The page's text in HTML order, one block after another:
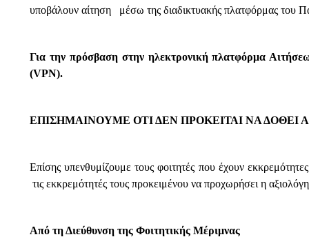
υποβάλουν αίτηση μέσω της διαδικτυακής πλατφόρμας του
Για την πρόσβαση στην ηλεκτρονική πλατφόρμα
(VPN).
ΕΠΙΣΗΜΑΙΝΟΥΜΕ ΟΤΙ ΔΕΝ ΠΡΟΚΕΙΤΑΙ ΝΑ ΔΟΘΕΙ
Επίσης υπενθυμίζουμε τους φοιτητές που έχουν
τις εκκρεμότητές τους προκειμένου να προχωρήσει η
Από τη Διεύθυνση της Φοιτητικής Μέριμνας